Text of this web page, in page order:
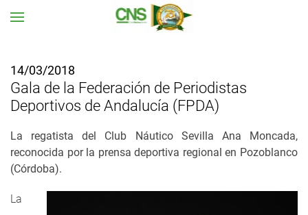
14/03/2018
Gala de la Federación de Periodistas
Deportivos de Andalucía (FPDA)
La regatista del Club Náutico Sevilla Ana Moncada,
reconocida por la prensa deportiva regional en Pozoblanco
(Córdoba).
La